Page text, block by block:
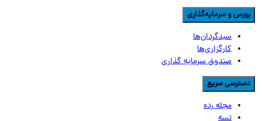
و سرمایه‌گذاری
سبدگردان‌ها
کارگزاری‌ها
صندوق سرمایه گذاری
سریع
مجله رده
تسه